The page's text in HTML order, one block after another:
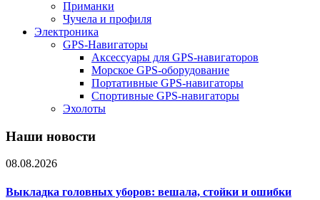
Приманки
Чучела и профиля
Электроника
GPS-Навигаторы
Аксессуары для GPS-навигаторов
Морское GPS-оборудование
Портативные GPS-навигаторы
Спортивные GPS-навигаторы
Эхолоты
Наши новости
08.08.2026
Выкладка головных уборов: вешала, стойки и ошибки